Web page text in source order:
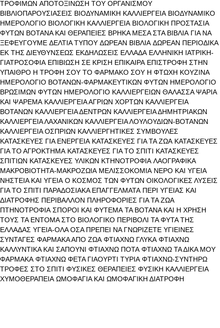
ΤΡΟΦΙΜΩΝ ΑΠΟΤΟΞΙΝΩΣΗ ΤΟΥ ΟΡΓΑΝΙΣΜΟΥ
ΒΙΒΛΙΟΠΑΡΟΥΣΙΑΣΕΙΣ ΒΙΟΔΥΝΑΜΙΚΗ ΚΑΛΛΙΕΡΓΕΙΑ ΒΙΟΔΥΝΑΜΙΚΟ
ΗΜΕΡΟΛΟΓΙΟ ΒΙΟΛΟΓΙΚΗ ΚΑΛΛΙΕΡΓΕΙΑ ΒΙΟΛΟΓΙΚΗ ΠΡΟΣΤΑΣΙΑ
ΦΥΤΩΝ ΒΟΤΑΝΑ ΚΑΙ ΘΕΡΑΠΕΙΕΣ ΒΡΗΚΑ ΜΕΣΑ ΣΤΑ ΒΙΒΛΙΑ ΓΙΑ ΝΑ
ΞΕΦΕΥΓΟΥΜΕ ΔΕΛΤΙΑ ΤΥΠΟΥ ΔΩΡΕΑΝ ΒΙΒΛΙΑ ΔΩΡΕΑΝ ΠΕΡΙΟΔΙΚΑ
ΕΚ ΤΗΣ ΔΙΕΥΘΥΝΣΕΩΣ ΕΚΔΗΛΩΣΕΙΣ ΕΛΛΑΔΑ ΕΛΛΗΝΙΚΗ ΙΑΤΡΙΚΗ-
ΓΙΑΤΡΟΣΟΦΙΑ ΕΠΙΒΙΩΣΗ ΣΕ ΚΡΙΣΗ ΕΠΙΚΑΙΡΑ ΕΠΙΣΤΡΟΦΗ ΣΤΗΝ
ΥΠΑΙΘΡΟ Η ΤΡΟΦΗ ΣΟΥ ΤΟ ΦΑΡΜΑΚΟ ΣΟΥ Η ΦΤΩΧΗ ΚΟΥΖΙΝΑ
ΗΜΕΡΟΛΟΓΙΟ ΒΟΤΑΝΩΝ-ΦΑΡΜΑΚΕΥΤΙΚΩΝ ΦΥΤΩΝ ΗΜΕΡΟΛΟΓΙΟ
ΒΡΩΣΙΜΩΝ ΦΥΤΩΝ ΗΜΕΡΟΛΟΓΙΟ ΚΑΛΛΙΕΡΓΕΙΩΝ ΘΑΛΑΣΣΑ ΨΑΡΙΑ
ΚΑΙ ΨΑΡΕΜΑ ΚΑΛΛΙΕΡΓΕΙΑ ΑΓΡΙΩΝ ΧΟΡΤΩΝ ΚΑΛΛΙΕΡΓΕΙΑ
ΒΟΤΑΝΩΝ ΚΑΛΛΙΕΡΓΕΙΑ ΔΕΝΤΡΩΝ ΚΑΛΛΙΕΡΓΕΙΑ ΔΗΜΗΤΡΙΑΚΩΝ
ΚΑΛΛΙΕΡΓΕΙΑ ΛΑΧΑΝΙΚΩΝ ΚΑΛΛΙΕΡΓΕΙΑ ΛΟΥΛΟΥΔΙΩΝ-ΒΟΤΑΝΩΝ
ΚΑΛΛΙΕΡΓΕΙΑ ΟΣΠΡΙΩΝ ΚΑΛΛΙΕΡΓΗΤΙΚΕΣ ΣΥΜΒΟΥΛΕΣ
ΚΑΤΑΣΚΕΥΕΣ ΓΙΑ ΕΝΕΡΓΕΙΑ ΚΑΤΑΣΚΕΥΕΣ ΓΙΑ ΤΑ ΖΩΑ ΚΑΤΑΣΚΕΥΕΣ
ΓΙΑ ΤΟ ΑΓΡΟΚΤΗΜΑ ΚΑΤΑΣΚΕΥΕΣ ΓΙΑ ΤΟ ΣΠΙΤΙ ΚΑΤΑΣΚΕΥΕΣ
ΣΠΙΤΙΩΝ ΚΑΤΑΣΚΕΥΕΣ ΥΛΙΚΩΝ ΚΤΗΝΟΤΡΟΦΙΑ ΛΑΟΓΡΑΦΙΚΑ
ΜΑΚΡΟΒΙΟΤΗΤΑ-ΜΑΚΡΟΖΩΙΑ ΜΕΛΙΣΣΟΚΟΜΙΑ ΝΕΡΟ ΚΑΙ ΥΓΕΙΑ
ΝΗΣΤΕΙΑ ΚΑΙ ΥΓΕΙΑ Ο ΚΟΣΜΟΣ ΤΩΝ ΦΥΤΩΝ ΟΙΚΟΛΟΓΙΚΕΣ ΛΥΣΕΙΣ
ΓΙΑ ΤΟ ΣΠΙΤΙ ΠΑΡΑΔΟΣΙΑΚΑ ΕΠΑΓΓΕΛΜΑΤΑ ΠΕΡΙ ΥΓΕΙΑΣ ΚΑΙ
ΔΙΑΤΡΟΦΗΣ ΠΕΡΙΒΑΛΛΟΝ ΠΛΗΡΟΦΟΡΙΕΣ ΓΙΑ ΤΑ ΖΩΑ
ΠΤΗΝΟΤΡΟΦΙΑ ΣΠΟΡΟΙ ΚΑΙ ΦΥΤΕΜΑ ΤΑ ΒΟΤΑΝΑ ΚΑΙ Η ΧΡΗΣΗ
ΤΟΥΣ ΤΑ ΕΝΤΟΜΑ ΣΤΟ ΒΙΟΛΟΓΙΚΟ ΠΕΡΙΒΟΛΙ ΤΑ ΦΥΤΑ ΤΗΣ
ΕΛΛΑΔΑΣ ΥΓΕΙΑ-ΟΛΑ ΟΣΑ ΠΡΕΠΕΙ ΝΑ ΓΝΩΡΙΖΕΤΕ ΥΓΙΕΙΝΕΣ
ΣΥΝΤΑΓΕΣ ΦΑΡΜΑΚΑ ΑΠΟ ΖΩΑ ΦΤΙΑΧΝΩ ΓΛΥΚΑ ΦΤΙΑΧΝΩ
ΚΑΛΛΥΝΤΙΚΑ ΚΑΙ ΣΑΠΟΥΝΙ ΦΤΙΑΧΝΩ ΠΟΤΑ ΦΤΙΑΧΝΩ ΤΑ ΔΙΚΑ ΜΟΥ
ΦΑΡΜΑΚΑ ΦΤΙΑΧΝΩ ΦΕΤΑ ΓΙΑΟΥΡΤΙ ΤΥΡΙΑ ΦΤΙΑΧΝΩ-ΣΥΝΤΗΡΩ
ΤΡΟΦΕΣ ΣΤΟ ΣΠΙΤΙ ΦΥΣΙΚΕΣ ΘΕΡΑΠΕΙΕΣ ΦΥΣΙΚΗ ΚΑΛΛΙΕΡΓΕΙΑ
ΧΥΜΟΘΕΡΑΠΕΙΑ ΩΜΟΦΑΓΙΑ ΚΑΙ ΩΜΟΦΑΓΙΚΗ ΔΙΑΤΡΟΦΗ